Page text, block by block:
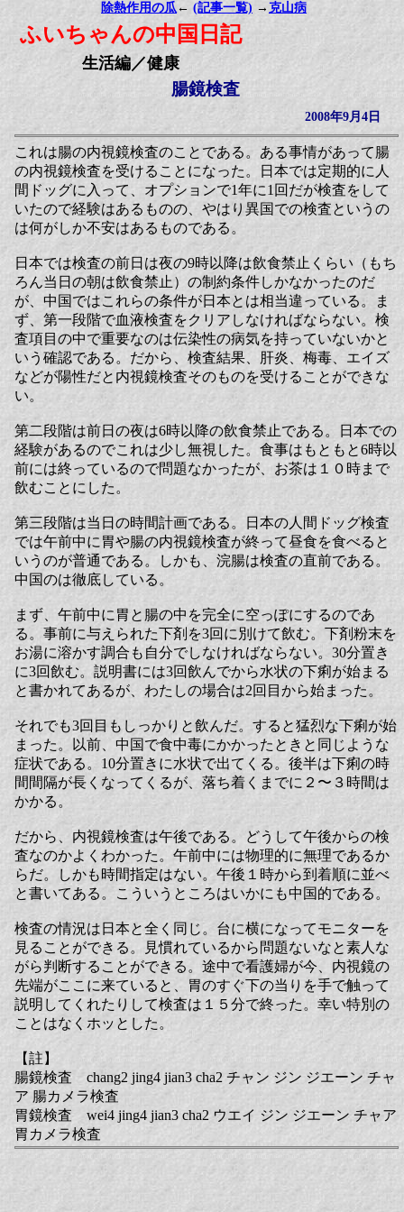
除熱作用の瓜← (記事一覧) → 克山病
ふいちゃんの中国日記
生活編／健康
腸鏡検査
2008年9月4日
これは腸の内視鏡検査のことである。ある事情があって腸
の内視鏡検査を受けることになった。日本では定期的に人
間ドッグに入って、オプションで1年に1回だが検査をして
いたので経験はあるものの、やはり異国での検査というの
は何がしか不安はあるものである。
日本では検査の前日は夜の9時以降は飲食禁止くらい（もち
ろん当日の朝は飲食禁止）の制約条件しかなかったのだ
が、中国ではこれらの条件が日本とは相当違っている。ま
ず、第一段階で血液検査をクリアしなければならない。検
査項目の中で重要なのは伝染性の病気を持っていないかと
いう確認である。だから、検査結果、肝炎、梅毒、エイズ
などが陽性だと内視鏡検査そのものを受けることができな
い。
第二段階は前日の夜は6時以降の飲食禁止である。日本での
経験があるのでこれは少し無視した。食事はもともと6時以
前には終っているので問題なかったが、お茶は１０時まで
飲むことにした。
第三段階は当日の時間計画である。日本の人間ドッグ検査
では午前中に胃や腸の内視鏡検査が終って昼食を食べると
いうのが普通である。しかも、浣腸は検査の直前である。
中国のは徹底している。
まず、午前中に胃と腸の中を完全に空っぽにするのであ
る。事前に与えられた下剤を3回に別けて飲む。下剤粉末を
お湯に溶かす調合も自分でしなければならない。30分置き
に3回飲む。説明書には3回飲んでから水状の下痢が始まる
と書かれてあるが、わたしの場合は2回目から始まった。
それでも3回目もしっかりと飲んだ。すると猛烈な下痢が始
まった。以前、中国で食中毒にかかったときと同じような
症状である。10分置きに水状で出てくる。後半は下痢の時
間間隔が長くなってくるが、落ち着くまでに２〜３時間は
かかる。
だから、内視鏡検査は午後である。どうして午後からの検
査なのかよくわかった。午前中には物理的に無理であるか
らだ。しかも時間指定はない。午後１時から到着順に並べ
と書いてある。こういうところはいかにも中国的である。
検査の情況は日本と全く同じ。台に横になってモニターを
見ることができる。見慣れているから問題ないなと素人な
がら判断することができる。途中で看護婦が今、内視鏡の
先端がここに来ていると、胃のすぐ下の当りを手で触って
説明してくれたりして検査は１５分で終った。幸い特別の
ことはなくホッとした。
【註】
腸鏡検査 chang2 jing4 jian3 cha2 チャン ジン ジエーン チャ
ア 腸カメラ検査
胃鏡検査 wei4 jing4 jian3 cha2 ウエイ ジン ジエーン チャア
胃カメラ検査